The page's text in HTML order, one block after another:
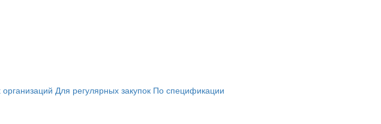
Для регулярных закупок По спецификации